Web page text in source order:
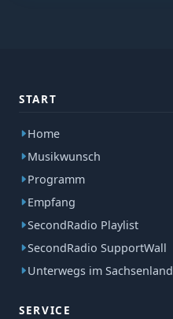
START
Home
Musikwunsch
Programm
Empfang
SecondRadio Playlist
SecondRadio SupportWall
Unterwegs im Sachsenland
SERVICE